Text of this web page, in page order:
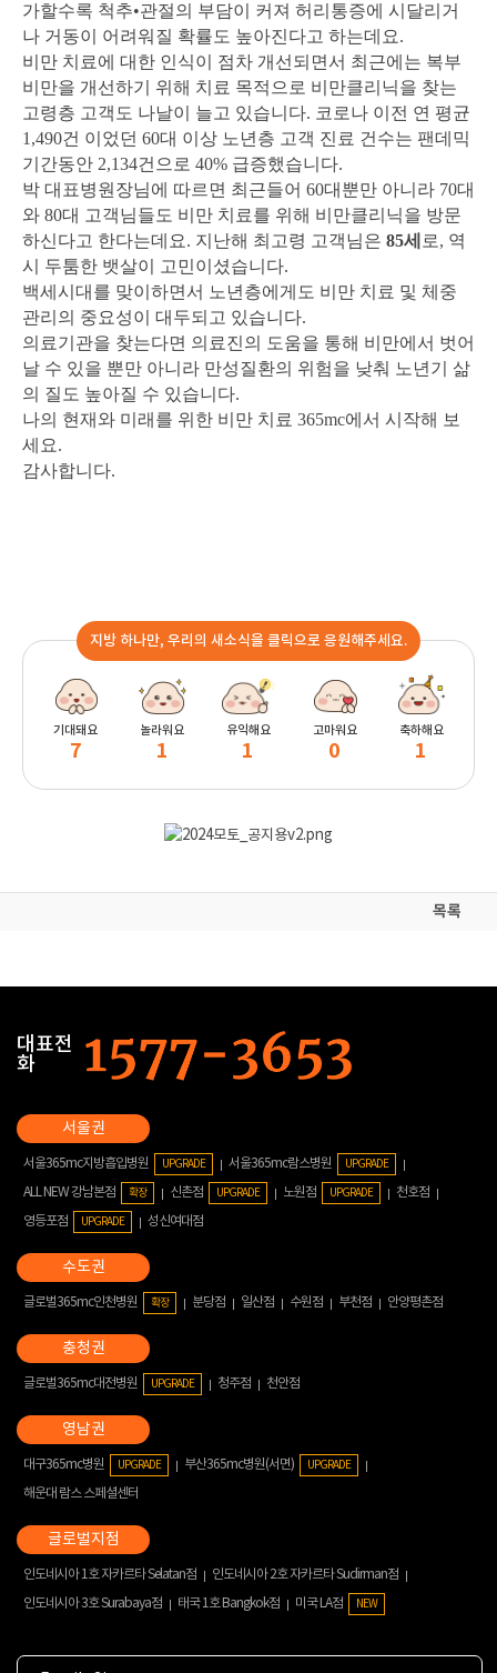
가할수록 척추•관절의 부담이 커져 허리통증에 시달리거
나 거동이 어려워질 확률도 높아진다고 하는데요.
비만 치료에 대한 인식이 점차 개선되면서 최근에는 복부
비만을 개선하기 위해 치료 목적으로 비만클리닉을 찾는
고령층 고객도 나날이 늘고 있습니다. 코로나 이전 연 평균
1,490건 이었던 60대 이상 노년층 고객 진료 건수는 팬데믹
기간동안 2,134건으로 40% 급증했습니다.
박 대표병원장님에 따르면 최근들어 60대뿐만 아니라 70대
와 80대 고객님들도 비만 치료를 위해 비만클리닉을 방문
하신다고 한다는데요. 지난해 최고령 고객님은 85세 로, 역
시 두툼한 뱃살이 고민이셨습니다.
백세시대를 맞이하면서 노년층에게도 비만 치료 및 체중
관리의 중요성이 대두되고 있습니다.
의료기관을 찾는다면 의료진의 도움을 통해 비만에서 벗어
날 수 있을 뿐만 아니라 만성질환의 위험을 낮춰 노년기 삶
의 질도 높아질 수 있습니다.
나의 현재와 미래를 위한 비만 치료 365mc에서 시작해 보
세요.
감사합니다.
지방 하나만, 우리의 새소식을 클릭으로 응원해주세요.
기대돼요
7
놀라워요
1
유익해요
1
고마워요
0
축하해요
1
목록
대표전
화
서울365mc지방흡입병원 UPGRADE 서울365mc람스병원 UPGRADE
ALL NEW 강남본점 확장 신촌점 UPGRADE 노원점 UPGRADE
천호점
영등포점
UPGRADE 성신여대점
글로벌365mc인천병원 확장 분당점 일산점 수원점 부천점 안양평촌점
글로벌365mc대전병원 UPGRADE 청주점 천안점
대구365mc병원 UPGRADE 부산365mc병원(서면) UPGRADE
해운대 람스 스페셜센터
인도네시아 1호 자카르타 Selatan점
인도네시아 2호 자카르타 Sudirman점
인도네시아 3호 Surabaya점
태국 1호 Bangkok점 미국 LA점 NEW